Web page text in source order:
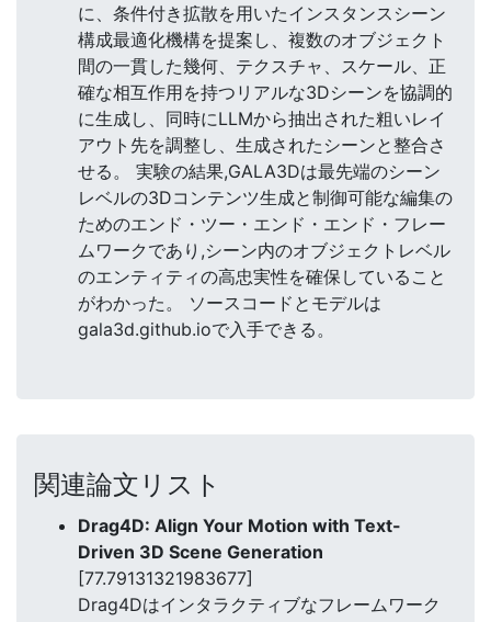
に、条件付き拡散を用いたインスタンスシーン
構成最適化機構を提案し、複数のオブジェクト
間の一貫した幾何、テクスチャ、スケール、正
確な相互作用を持つリアルな3Dシーンを協調的
に生成し、同時にLLMから抽出された粗いレイ
アウト先を調整し、生成されたシーンと整合さ
せる。 実験の結果,GALA3Dは最先端のシーン
レベルの3Dコンテンツ生成と制御可能な編集の
ためのエンド・ツー・エンド・エンド・フレー
ムワークであり,シーン内のオブジェクトレベル
のエンティティの高忠実性を確保していること
がわかった。 ソースコードとモデルは
gala3d.github.ioで入手できる。
関連論文リスト
Drag4D: Align Your Motion with Text-
Driven 3D Scene Generation
[77.79131321983677]
Drag4Dはインタラクティブなフレームワーク